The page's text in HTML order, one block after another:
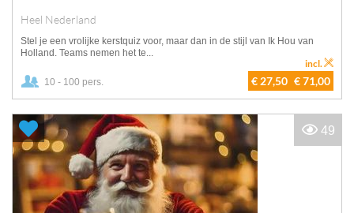
Heel Nederland
Stel je een vrolijke kerstquiz voor, maar dan in de stijl van Ik Hou van
Holland. Teams nemen het te...
10 - 100 pers. € 27,50 € 71,00
incl.
49